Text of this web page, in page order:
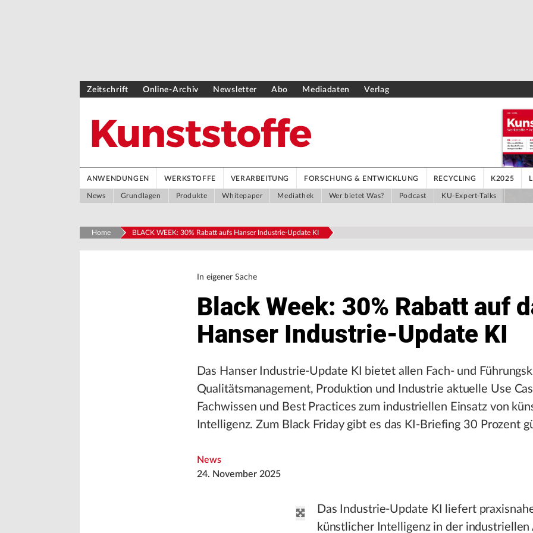
Zeitschrift Online-Archiv Newsletter Abo Mediadaten Verlag
ANWENDUNGEN WERKSTOFFE VERARBEITUNG FORSCHUNG & ENTWICKLUNG RECYCLING K2025
News Grundlagen Produkte Whitepaper Mediathek Wer bietet Was? Podcast KU-Expert-Talks
Home BLACK WEEK: 30% Rabatt aufs Hanser Industrie-Update KI
In eigener Sache
Black Week: 30% Rabatt auf
Hanser Industrie-Update KI
Das Hanser Industrie-Update KI bietet allen Fach- und
Qualitätsmanagement, Produktion und Industrie aktuelle Use
Fachwissen und Best Practices zum industriellen Einsatz von
Intelligenz. Zum Black Friday gibt es das KI-Briefing 30 Prozent
News
24. November 2025
Das Industrie-Update KI liefert
künstlicher Intelligenz in der industriellen